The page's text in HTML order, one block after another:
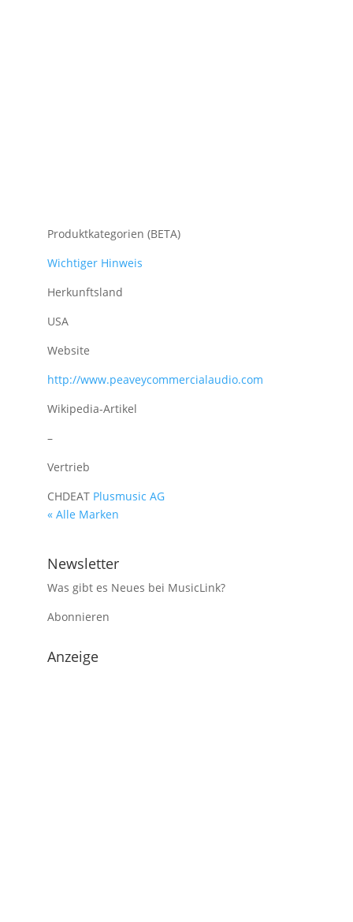
Produktkategorien (BETA)
Wichtiger Hinweis
Herkunftsland
USA
Website
http://www.peaveycommercialaudio.com
Wikipedia-Artikel
–
Vertrieb
CHDEAT Plusmusic AG
« Alle Marken
Newsletter
Was gibt es Neues bei MusicLink?
Abonnieren
Anzeige